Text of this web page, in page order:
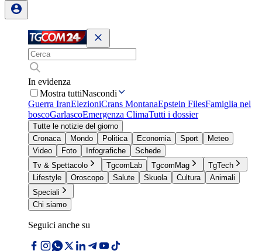
In evidenza
Mostra tuttiNascondi
Guerra IranElezioniCrans MontanaEpstein FilesFamiglia nel
boscoGarlascoEmergenza ClimaTutti i dossier
Tutte le notizie del giorno
Cronaca
Mondo Politica Economia Sport
Meteo
Video
Foto Infografiche
Schede
Tv & Spettacolo
TgcomLab TgcomMag
TgTech
Lifestyle
Oroscopo Salute Skuola Cultura
Animali
Speciali
Chi siamo
Seguici anche su